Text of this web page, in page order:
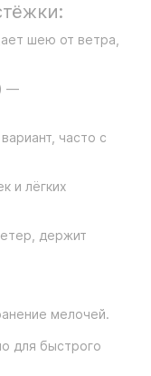
шею от ветра,
—
часто с
и лёгких
держит
мелочей.
для быстрого